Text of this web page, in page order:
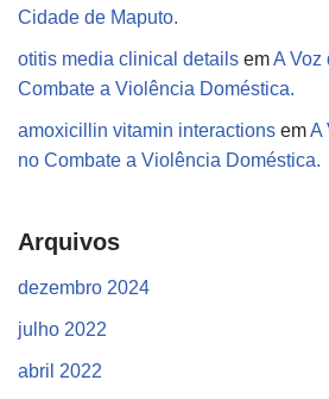
Cidade de Maputo.
otitis media clinical details emA Voz
Combate a Violência Doméstica.
amoxicillin vitamin interactions emA
no Combate a Violência Doméstica.
Arquivos
dezembro 2024
julho 2022
abril 2022